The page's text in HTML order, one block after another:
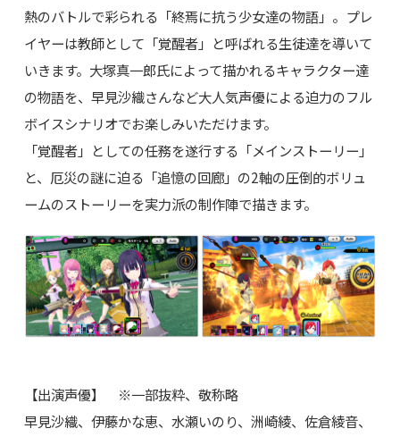
熱のバトルで彩られる「終焉に抗う少女達の物語」。プレ
イヤーは教師として「覚醒者」と呼ばれる生徒達を導いて
いきます。大塚真一郎氏によって描かれるキャラクター達
の物語を、早見沙織さんなど大人気声優による迫力のフル
ボイスシナリオでお楽しみいただけます。
「覚醒者」としての任務を遂行する「メインストーリー」
と、厄災の謎に迫る「追憶の回廊」の2軸の圧倒的ボリュ
ームのストーリーを実力派の制作陣で描きます。
【出演声優】 ※一部抜粋、敬称略
早見沙織、伊藤かな恵、水瀬いのり、洲崎綾、佐倉綾音、